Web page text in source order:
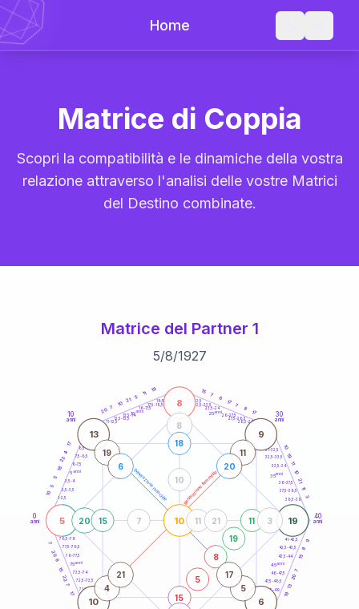
Home
Matrice di Coppia
Scopri la compatibilità e le dinamiche della vostra
relazione attraverso l'analisi delle vostre Matrici
del Destino combinate.
Matrice del Partner 1
5/8/1927
generazione maschile generazione femminile
0
anni
10
anni
30
anni
40
anni
1-2,5
2,5-3,5
3,5-4
6-7,5
7,5-8,5
8,5-9
11-12,5
12,5-13,5
13,5-14
16-17,5
17,5-18,5
18,5-19
21-22,5
22,5-23,5
23,5-24
26-27,5
27,5-28,5
28,5-29
31-32,5
32,5-33,5
33,5-34
36-37,5
37,5-38,5
38,5-39
41-42,5
42,5-43,5
43,5-44
46-47,5
47,5-48,5
48,5-49
71-72,5
72,5-73,5
73,5-74
76-77,5
77,5-78,5
78,5-79
10
5
5
18
22
4
17
20 7
10
21
5
11
19 15
7
6
17
7
8
17
10
19
11
10
21
11
3
9
8
15
7
20
13
19
17
7
22
15
8
20
7
5
8
19
10
13 9
10 6
15
5
8
19
11
20
8
3
15
18
11 21
7
10
19
6
11
20
4
21
5
17
5anni
15 anni 25anni
35anni
45anni
75anni